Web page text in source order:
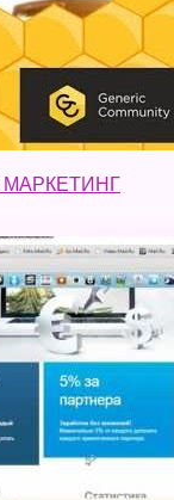
МАРКЕТИНГ